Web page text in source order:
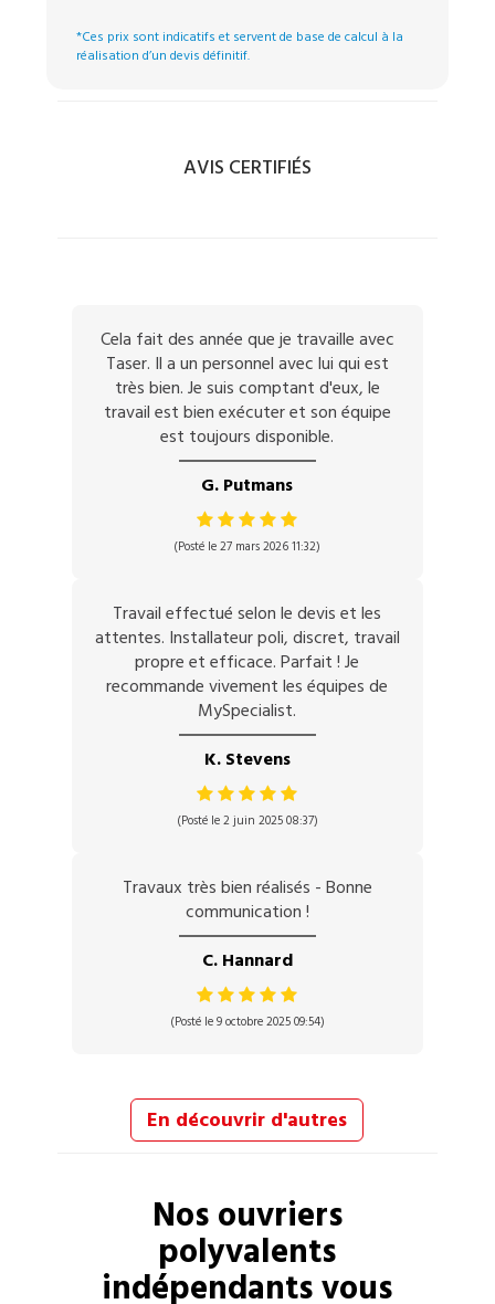
*Ces prix sont indicatifs et servent de base de calcul à la
réalisation d’un devis définitif.
AVIS CERTIFIÉS
Cela fait des année que je travaille avec
Taser. Il a un personnel avec lui qui est
très bien. Je suis comptant d'eux, le
travail est bien exécuter et son équipe
est toujours disponible.
G. Putmans
(Posté le 27 mars 2026 11:32)
Travail effectué selon le devis et les
attentes. Installateur poli, discret, travail
propre et efficace. Parfait ! Je
recommande vivement les équipes de
MySpecialist.
K. Stevens
(Posté le 2 juin 2025 08:37)
Travaux très bien réalisés - Bonne
communication !
C. Hannard
(Posté le 9 octobre 2025 09:54)
En découvrir d'autres
Nos ouvriers
polyvalents
indépendants vous